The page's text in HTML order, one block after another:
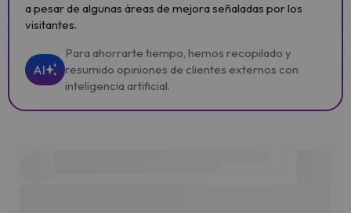
a pesar de algunas áreas de mejora señaladas por los
visitantes.
AI
Para ahorrarte tiempo, hemos recopilado y
resumido opiniones de clientes externos con
inteligencia artificial.